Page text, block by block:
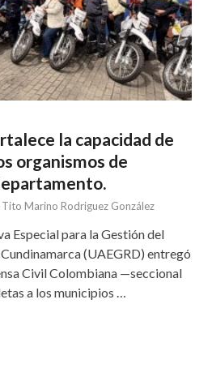
la capacidad de
organismos de
Tito Marino Rodriguez González
Especial para la Gestión del
(UAEGRD) entregó
Civil Colombiana —seccional
a los municipios …